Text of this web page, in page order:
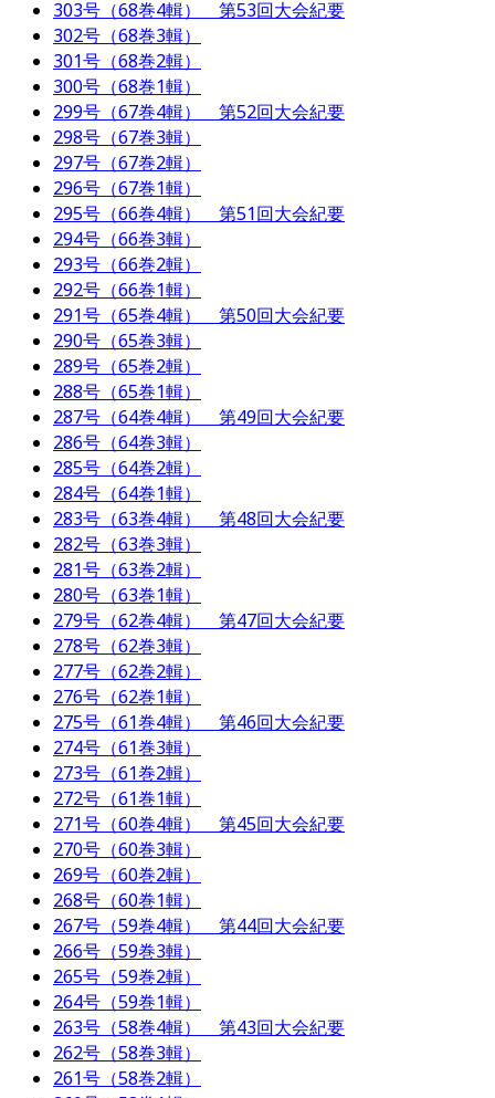
303号（68巻4輯） 第53回大会紀要
302号（68巻3輯）
301号（68巻2輯）
300号（68巻1輯）
299号（67巻4輯） 第52回大会紀要
298号（67巻3輯）
297号（67巻2輯）
296号（67巻1輯）
295号（66巻4輯） 第51回大会紀要
294号（66巻3輯）
293号（66巻2輯）
292号（66巻1輯）
291号（65巻4輯） 第50回大会紀要
290号（65巻3輯）
289号（65巻2輯）
288号（65巻1輯）
287号（64巻4輯） 第49回大会紀要
286号（64巻3輯）
285号（64巻2輯）
284号（64巻1輯）
283号（63巻4輯） 第48回大会紀要
282号（63巻3輯）
281号（63巻2輯）
280号（63巻1輯）
279号（62巻4輯） 第47回大会紀要
278号（62巻3輯）
277号（62巻2輯）
276号（62巻1輯）
275号（61巻4輯） 第46回大会紀要
274号（61巻3輯）
273号（61巻2輯）
272号（61巻1輯）
271号（60巻4輯） 第45回大会紀要
270号（60巻3輯）
269号（60巻2輯）
268号（60巻1輯）
267号（59巻4輯） 第44回大会紀要
266号（59巻3輯）
265号（59巻2輯）
264号（59巻1輯）
263号（58巻4輯） 第43回大会紀要
262号（58巻3輯）
261号（58巻2輯）